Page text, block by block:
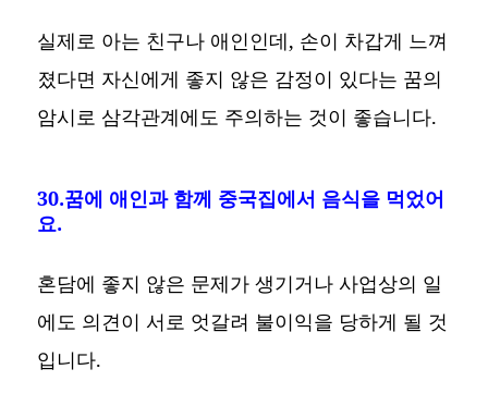
실제로 아는 친구나 애인인데, 손이 차갑게 느껴
졌다면 자신에게 좋지 않은 감정이 있다는 꿈의
암시로 삼각관계에도 주의하는 것이 좋습니다.
30.꿈에 애인과 함께 중국집에서 음식을 먹었어
요.
혼담에 좋지 않은 문제가 생기거나 사업상의 일
에도 의견이 서로 엇갈려 불이익을 당하게 될 것
입니다.